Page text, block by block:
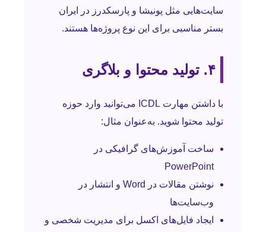
سایت‌هایی مثل پونیشا و پارسکدرز در ایران
بستر مناسبی برای این نوع پروژه‌ها هستند.
۴. تولید محتوا و بلاگری
با داشتن مهارت ICDL می‌توانید وارد حوزه
تولید محتوا شوید. به‌عنوان مثال:
ساخت آموزش‌های گرافیکی در
PowerPoint
نوشتن مقالات در Word و انتشار در
وب‌سایت‌ها
ایجاد فایل‌های اکسل برای مدیریت شخصی و